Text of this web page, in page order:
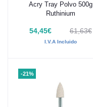
Añadir al carrito
Acry Tray Polvo 500g
Ruthinium
54,45€ 61,63€
I.V.A Incluido
-21%